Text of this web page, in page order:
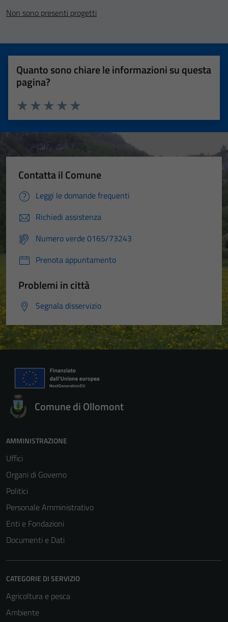
Non sono presenti progetti
Quanto sono chiare le informazioni su questa
pagina?
Valuta 5 stelle su 5
Valuta 4 stelle su 5
Valuta 3 stelle su 5
Valuta 2 stelle su 5
Valuta 1 stelle su 5
Contatta il Comune
Leggi le domande frequenti
Richiedi assistenza
Numero verde 0165/73243
Prenota appuntamento
Problemi in città
Segnala disservizio
Comune di Ollomont
AMMINISTRAZIONE
Uffici
Organi di Governo
Politici
Personale Amministrativo
Enti e Fondazioni
Documenti e Dati
CATEGORIE DI SERVIZIO
Agricoltura e pesca
Ambiente
funzionamento
personali.